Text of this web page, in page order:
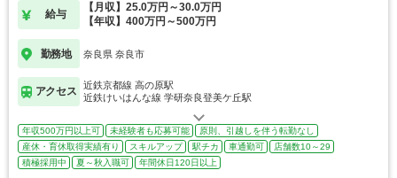
給与
【月収】25.0万円～30.0万円
【年収】400万円～500万円
勤務地 奈良県 奈良市
アクセス
近鉄京都線 高の原駅
近鉄けいはんな線 学研奈良登美ケ丘駅
年収500万円以上可 未経験者も応募可能
原則、引越しを伴う転勤なし
産休・育休取得実績有り
スキルアップ 駅チカ 車通勤可
店舗数10～29
積極採用中
夏～秋入職可 年間休日120日以上